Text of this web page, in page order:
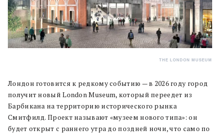
THE LONDON MUSEUM
Лондон готовится к редкому событию — в 2026 году город
получит новый London Museum, который переедет из
Барбикана на территорию исторического рынка
Смитфилд. Проект называют «музеем нового типа»: он
будет открыт с раннего утра до поздней ночи, что само по